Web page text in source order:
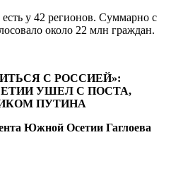
у 42 регионов. Суммарно с
около 22 млн граждан.
С РОССИЕЙ»:
УШЕЛ С ПОСТА,
ПУТИНА
Южной Осетии Гаглоева